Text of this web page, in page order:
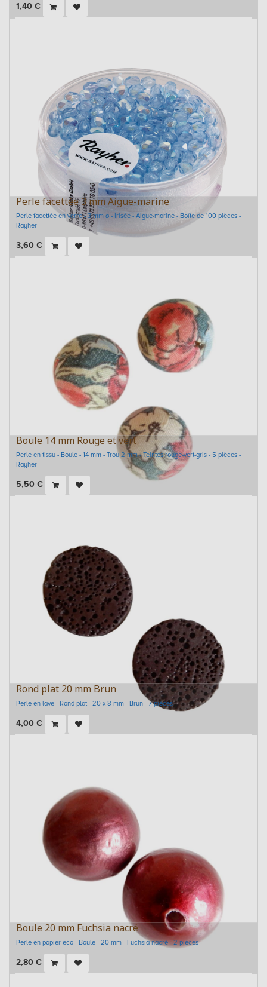
1,40 €
Perle facettée 3 mm Aigue-marine
Perle facettée en verre - 3 mm ø - Irisée - Aigue-marine - Boîte de 100 pièces -
Rayher
3,60 €
Boule 14 mm Rouge et vert
Perle en tissu - Boule - 14 mm - Trou 2 mm - Teintes rouge-vert-gris - 5 pièces -
Rayher
5,50 €
Rond plat 20 mm Brun
Perle en lave - Rond plat - 20 x 8 mm - Brun - 7 pièces
4,00 €
Boule 20 mm Fuchsia nacré
Perle en papier eco - Boule - 20 mm - Fuchsia nacré - 2 pièces
2,80 €